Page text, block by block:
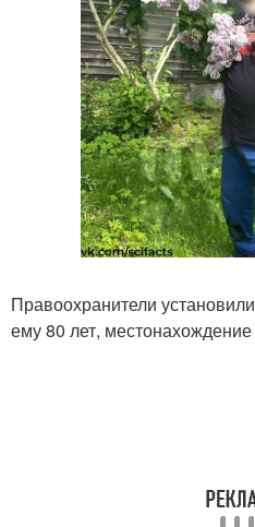
Правоохранители
ему 80 лет,